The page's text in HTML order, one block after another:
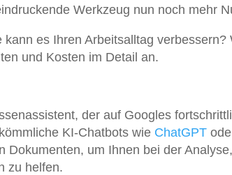
Werkzeug nun noch mehr
es Ihren Arbeitsalltag verbessern?
und Kosten im Detail an.
der auf Googles
KI-Chatbots wie ChatGPT
Dokumenten, um Ihnen bei der Analyse,
zu helfen.